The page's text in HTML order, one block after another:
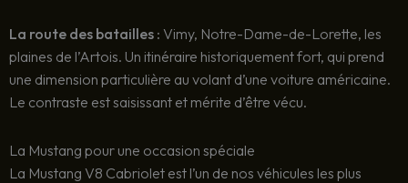
La route des batailles : Vimy, Notre-Dame-de-Lorette, les
plaines de l’Artois. Un itinéraire historiquement fort, qui prend
une dimension particulière au volant d’une voiture américaine.
Le contraste est saisissant et mérite d’être vécu.
La Mustang pour une occasion spéciale
La Mustang V8 Cabriolet est l’un de nos véhicules les plus